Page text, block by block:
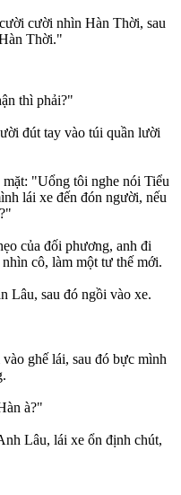
cười nhìn Hàn Thời, sau
Thời."
thì phải?"
đút tay vào túi quần lười
"Uổng tôi nghe nói Tiểu
lái xe đến đón người, nếu
của đối phương, anh đi
cô, làm một tư thế mới.
Lâu, sau đó ngồi vào xe.
ghế lái, sau đó bực mình
à?"
Lâu, lái xe ổn định chút,